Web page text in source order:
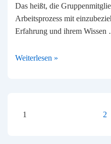
Das heißt, die
Arbeitsprozess mit
Erfahrung und ihrem
Teams
Weiterlesen »
1 2